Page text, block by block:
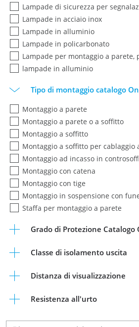
Lampade di sicurezza per
Lampade in acciaio inox
Lampade in alluminio
Lampade in policarbonato
Lampade per montaggio a
lampade in alluminio
Tipo di montaggio catalogo
Montaggio a parete
Montaggio a parete o a soffitto
Montaggio a soffitto
Montaggio a soffitto per cablaggio
Montaggio ad incasso in
Montaggio con catena
Montaggio con tige
Montaggio in sospensione con
Staffa per montaggio a parete
Grado di Protezione Catalogo
Classe di isolamento uscita
Distanza di visualizzazione
Resistenza all'urto